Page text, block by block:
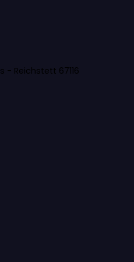
IMMOBILIER NEUF